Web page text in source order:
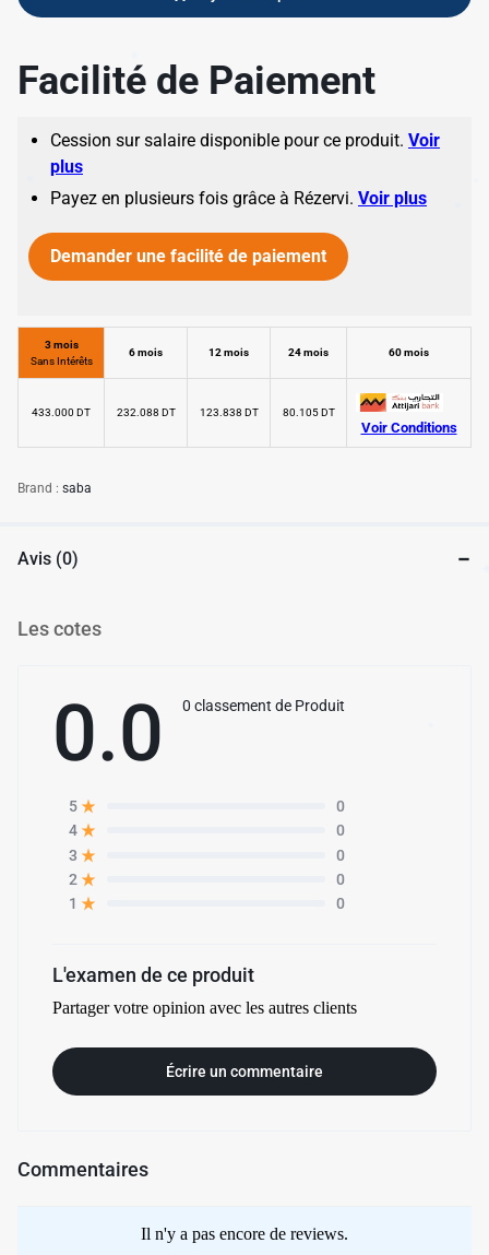
Facilité de Paiement
Cession sur salaire disponible pour ce produit. Voir
plus
Payez en plusieurs fois grâce à Rézervi. Voir plus
Demander une facilité de paiement
3 mois
Sans Intérêts
6 mois 12 mois 24 mois 60 mois
433.000 DT 232.088 DT 123.838 DT 80.105 DT
Voir Conditions
Brand : saba
Avis (0)
Les cotes
0.0 0 classement de Produit
5
0
4
0
3
0
2
0
1
0
L'examen de ce produit
Partager votre opinion avec les autres clients
Écrire un commentaire
Commentaires
Il n'y a pas encore de reviews.
✱